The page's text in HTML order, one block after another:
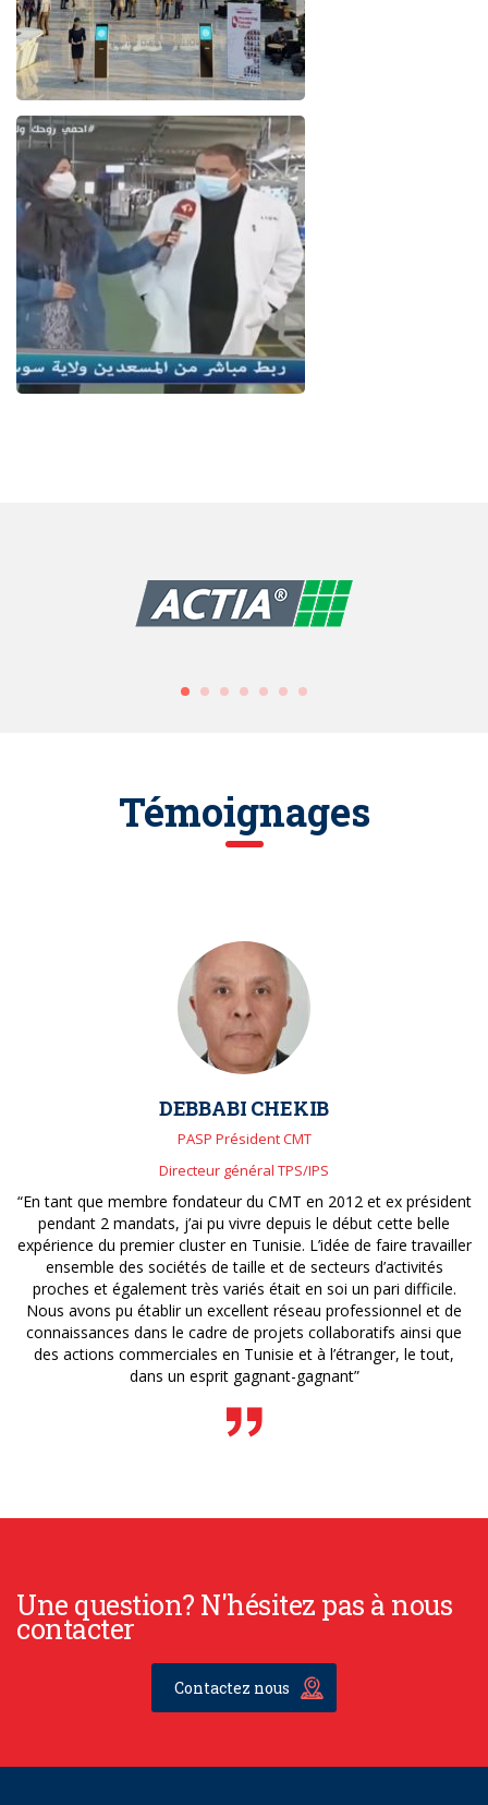
Témoignages
DEBBABI CHEKIB
PASP Président CMT
Directeur général TPS/IPS
“En tant que membre fondateur du CMT en 2012 et ex président
pendant 2 mandats, j’ai pu vivre depuis le début cette belle
expérience du premier cluster en Tunisie. L’idée de faire travailler
ensemble des sociétés de taille et de secteurs d’activités
proches et également très variés était en soi un pari difficile.
Nous avons pu établir un excellent réseau professionnel et de
connaissances dans le cadre de projets collaboratifs ainsi que
des actions commerciales en Tunisie et à l’étranger, le tout,
dans un esprit gagnant-gagnant”
Une question? N'hésitez pas à nous
contacter
Contactez nous